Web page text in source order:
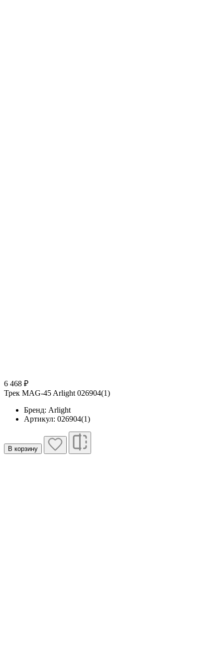
6 468 ₽
Трек MAG-45 Arlight 026904(1)
Бренд: Arlight
Артикул: 026904(1)
В корзину